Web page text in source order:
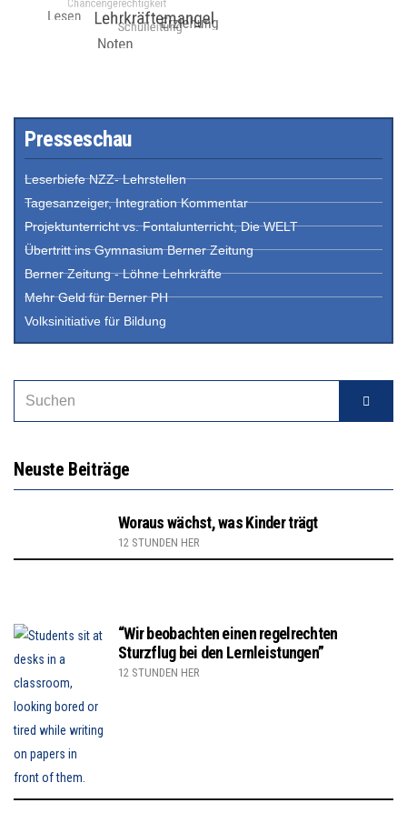
Presseschau
Leserbiefe NZZ- Lehrstellen
Tagesanzeiger, Integration Kommentar
Projektunterricht vs. Fontalunterricht, Die WELT
Übertritt ins Gymnasium Berner Zeitung
Berner Zeitung - Löhne Lehrkräfte
Mehr Geld für Berner PH
Volksinitiative für Bildung
Neuste Beiträge
Woraus wächst, was Kinder trägt
12 STUNDEN HER
“Wir beobachten einen regelrechten
Sturzflug bei den Lernleistungen”
12 STUNDEN HER